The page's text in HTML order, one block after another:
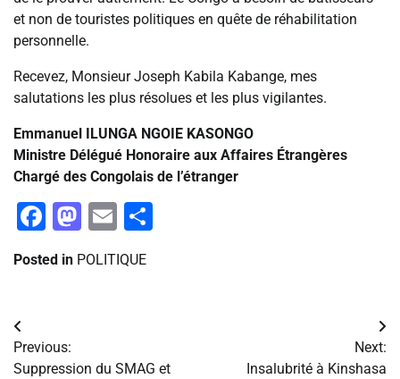
et non de touristes politiques en quête de réhabilitation
personnelle.
Recevez, Monsieur Joseph Kabila Kabange, mes
salutations les plus résolues et les plus vigilantes.
Emmanuel ILUNGA NGOIE KASONGO
Ministre Délégué Honoraire aux Affaires Étrangères
Chargé des Congolais de l’étranger
Facebook
Mastodon
Email
Posted in POLITIQUE
Navigation
de
Previous:
Suppression du SMAG et
Next:
Insalubrité à Kinshasa